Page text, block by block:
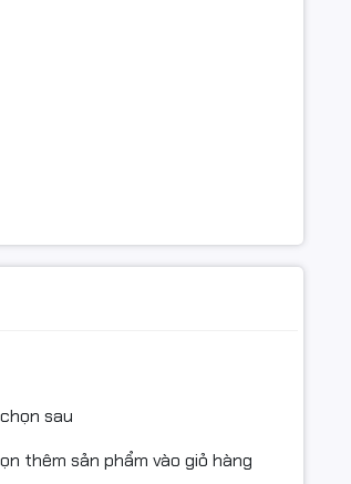
sau
thêm sản phẩm vào giỏ hàng
#MayChamCongChinhHang #FullVAT